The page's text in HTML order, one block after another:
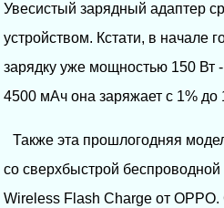
Увесистый зарядный адаптер
устройством. Кстати, в начале
зарядку уже мощностью 150 Вт
4500 мАч она заряжает с 1% до
Также эта прошлогодняя
со сверхбыстрой беспроводной
Wireless Flash Charge от